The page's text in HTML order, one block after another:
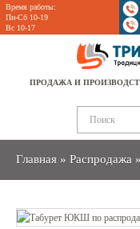
Время работы:
Пн-Сб 10-19
Вс 10-17
ПРОДАЖА И
Главная » Распродажа »
Sale